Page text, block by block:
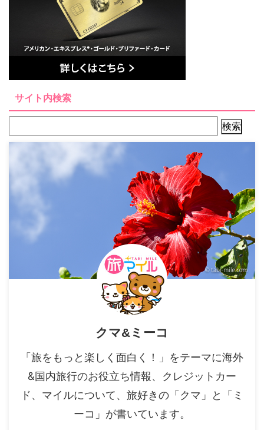
サイト内検索
クマ&ミーコ
「旅をもっと楽しく面白く！」をテーマに海外
&国内旅行のお役立ち情報、クレジットカー
ド、マイルについて、旅好きの「クマ」と「ミ
ーコ」が書いています。